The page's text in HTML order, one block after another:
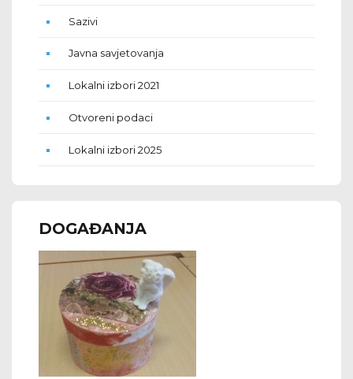
Sazivi
Javna savjetovanja
Lokalni izbori 2021
Otvoreni podaci
Lokalni izbori 2025
DOGAĐANJA